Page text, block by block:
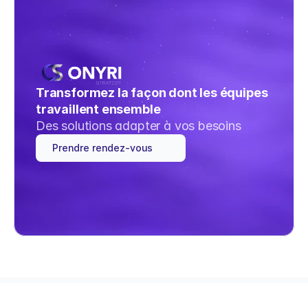
Transformez la façon dont les équipes
travaillent ensemble
Des solutions adapter à vos besoins
Prendre rendez-vous